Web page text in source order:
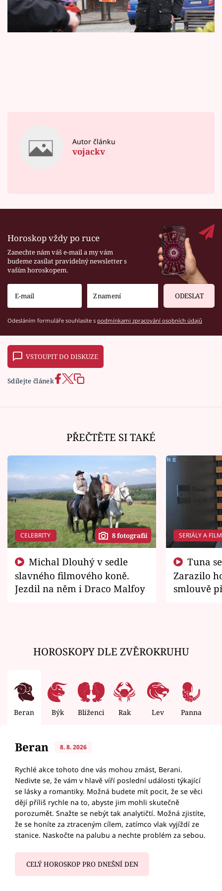
Sledujte prima+
Autor článku
vojackv
Horoskop vždy po ruce
Zanechte nám váš e-mail a my vám
budeme zasílat pravidelný newsletter s
vaším horoskopem.
ODESLAT
Odesláním formuláře souhlasíte s podmínkami zpracování osobních údajů
VSTOUPIT DO DISKUZE
Sdílejte článek
PŘEČTĚTE SI TAKÉ
CELEBRITY 8 fotografií
slavného filmového koně.
Jezdil na něm i Draco Malfoy
SERIÁLY A
Zarazilo
smlouvě
HOROSKOPY DLE ZVĚROKRUHU
Beran Býk Blíženci Rak Lev Panna
Beran 8. 8. 2026
Rychlé akce tohoto dne vás mohou zmást, Berani.
Nedivte se, že vám v hlavě víří poslední události týkající
se lásky a romantiky. Možná budete mít pocit, že se věci
dějí příliš rychle na to, abyste jim mohli skutečně
porozumět. Snažte se nebýt tak analytičtí. Možná zjistíte,
že se honíte za ztraceným cílem, zatímco vlak vyjíždí ze
stanice. Naskočte na palubu a nechte problém za sebou.
CELÝ HOROSKOP PRO DNEŠNÍ DEN